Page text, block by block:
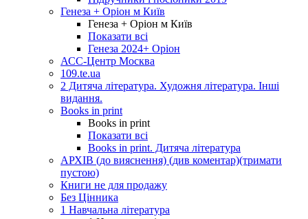
Генеза + Оріон м Київ
Генеза + Оріон м Київ
Показати всі
Генеза 2024+ Оріон
АСС-Центр Москва
109.te.ua
2 Дитяча література. Художня література. Інші
видання.
Books in print
Books in print
Показати всі
Books in print. Дитяча література
АРХІВ (до вияснення) (див коментар)(тримати
пустою)
Книги не для продажу
Без Цінника
1 Навчальна література